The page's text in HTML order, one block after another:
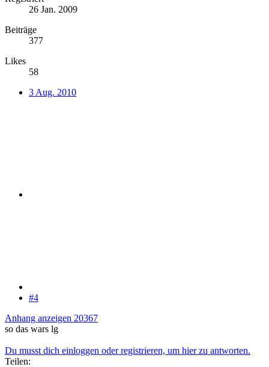
26 Jan. 2009
Beiträge
377
Likes
58
3 Aug. 2010
#4
Anhang anzeigen 20367
so das wars lg
Du musst dich einloggen oder registrieren, um hier zu antworten.
Teilen: